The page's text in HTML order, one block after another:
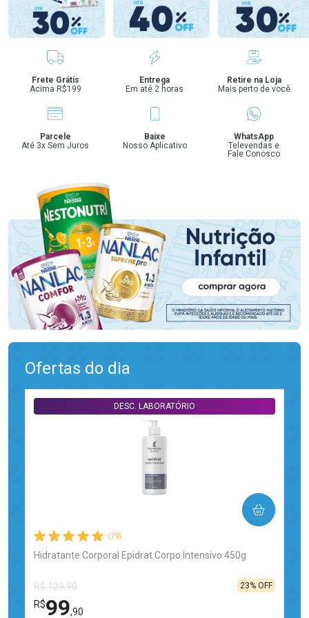
Benefícios
Frete Grátis
Acima R$199
Entrega
Em até 2 horas
Retire na Loja
Mais perto de você
Parcele
Até 3x Sem Juros
Baixe
Nosso Aplicativo
WhatsApp
Televendas e
Fale Conosco
Ofertas do dia
(79)
Hidratante Corporal Epidrat Corpo Intensivo 450g
DESC. LABORATÓRIO
R$ 129,90
R$99,90
23% OFF
COMPRAR